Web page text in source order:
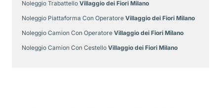
Noleggio Trabattello Villaggio dei Fiori Milano
Noleggio Piattaforma Con Operatore Villaggio dei Fiori Milano
Noleggio Camion Con Operatore Villaggio dei Fiori Milano
Noleggio Camion Con Cestello Villaggio dei Fiori Milano